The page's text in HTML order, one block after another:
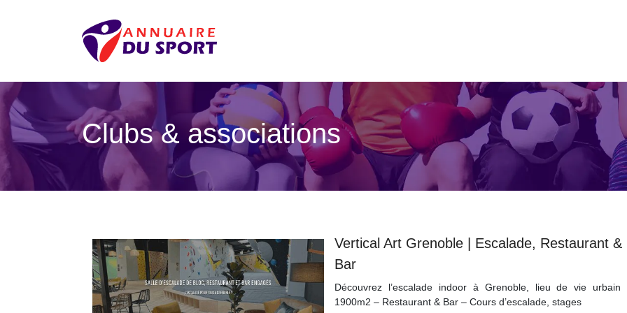
Clubs & associations
Vertical Art Grenoble | Escalade, Restaurant &
Bar
Découvrez l’escalade indoor à Grenoble, lieu de vie urbain
1900m2 – Restaurant & Bar – Cours d’escalade, stages